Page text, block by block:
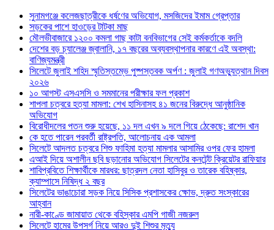
সুনামগঞ্জে কলেজছাত্রীকে ধর্ষণের অভিযোগ, মসজিদের ইমাম গ্রেপ্তার
সড়কের পাশে হাওড়ের টাটকা মাছ
মৌলভীবাজারে ১২০০ কমলা গাছ কাটা বনবিভাগের সেই কর্মকর্তাকে বদলি
দেশের বড় চ্যালেঞ্জ জ্বালানি, ১৭ বছরের অব্যবস্থাপনার কারণে এই অবস্থা:
বাণিজ্যমন্ত্রী
সিলেটে জুলাই শহিদ স্মৃতিস্তম্ভে পুষ্পস্তবক অর্পণ : জুলাই গণঅভ্যুত্থান দিবস
২০২৬
১০ আগস্ট এসএসসি ও সমমানের পরীক্ষার ফল প্রকাশ
শাপলা চত্বরে হত্যা মামলা: শেখ হাসিনাসহ ৪১ জনের বিরুদ্ধে আনুষ্ঠানিক
অভিযোগ
বিরোধীদলের পতন শুরু হয়েছে, ১১ দল এখন ৯ দলে গিয়ে ঠেকেছে: রাশেদ খান
কে হতে পারেন পরবর্তী রাষ্ট্রপতি, আলোচনায় এক আমলা
সিলেটে আদলত চত্বরে শিশু ফাহিমা হত্যা মামলার আসামির ওপর ফের হামলা
এআই দিয়ে অশালীন ছবি ছড়ানোর অভিযোগ সিলেটের কনটেন্ট ক্রিয়েটর রাফিয়ার
শাবিপ্রবিতে শিক্ষার্থীকে মারধর: ছাত্রদল নেতা হাসিবুর ও তারেক বহিষ্কার,
ক্যাম্পাসে নিষিদ্ধ ২ বছর
সিলেটের ভাঙাচোরা সড়ক নিয়ে সিসিক প্রশাসকের ক্ষোভ, দ্রুত সংস্কারের
আহ্বান
নারী-কাণ্ডে জামায়াত থেকে বহিস্কার এমপি গাজী নজরুল
সিলেটে হামের উপসর্গ নিয়ে আরও দুই শিশুর মৃত্যু